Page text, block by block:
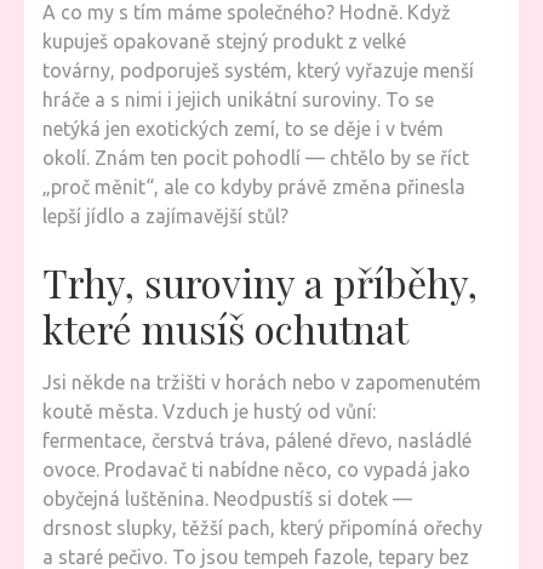
A co my s tím máme společného? Hodně. Když
kupuješ opakovaně stejný produkt z velké
továrny, podporuješ systém, který vyřazuje menší
hráče a s nimi i jejich unikátní suroviny. To se
netýká jen exotických zemí, to se děje i v tvém
okolí. Znám ten pocit pohodlí — chtělo by se říct
„proč měnit“, ale co kdyby právě změna přinesla
lepší jídlo a zajímavější stůl?
Trhy, suroviny a příběhy,
které musíš ochutnat
Jsi někde na tržišti v horách nebo v zapomenutém
koutě města. Vzduch je hustý od vůní:
fermentace, čerstvá tráva, pálené dřevo, nasládlé
ovoce. Prodavač ti nabídne něco, co vypadá jako
obyčejná luštěnina. Neodpustíš si dotek —
drsnost slupky, těžší pach, který připomíná ořechy
a staré pečivo. To jsou tempeh fazole, tepary bez